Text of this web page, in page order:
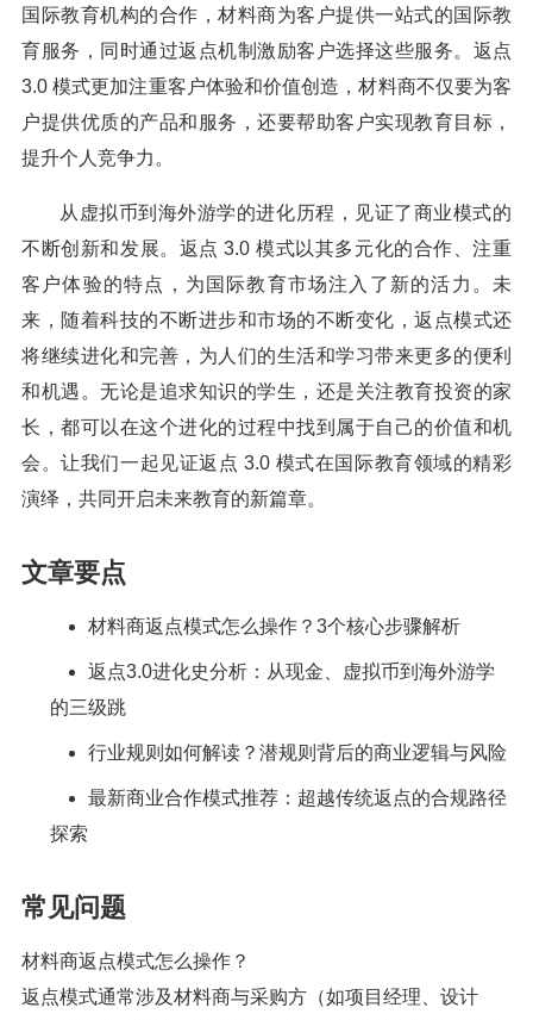
国际教育机构的合作，材料商为客户提供一站式的国际教
育服务，同时通过返点机制激励客户选择这些服务。返点
3.0 模式更加注重客户体验和价值创造，材料商不仅要为客
户提供优质的产品和服务，还要帮助客户实现教育目标，
提升个人竞争力。
从虚拟币到海外游学的进化历程，见证了商业模式的
不断创新和发展。返点 3.0 模式以其多元化的合作、注重
客户体验的特点，为国际教育市场注入了新的活力。未
来，随着科技的不断进步和市场的不断变化，返点模式还
将继续进化和完善，为人们的生活和学习带来更多的便利
和机遇。无论是追求知识的学生，还是关注教育投资的家
长，都可以在这个进化的过程中找到属于自己的价值和机
会。让我们一起见证返点 3.0 模式在国际教育领域的精彩
演绎，共同开启未来教育的新篇章。
文章要点
材料商返点模式怎么操作？3个核心步骤解析
返点3.0进化史分析：从现金、虚拟币到海外游学
的三级跳
行业规则如何解读？潜规则背后的商业逻辑与风险
最新商业合作模式推荐：超越传统返点的合规路径
探索
常见问题
材料商返点模式怎么操作？
返点模式通常涉及材料商与采购方（如项目经理、设计